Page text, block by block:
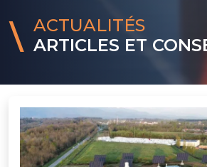
ACTUALITÉS
ARTICLES ET